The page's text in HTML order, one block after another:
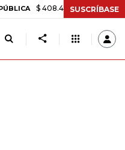
$ 408.498,97 +$ 8.753,81
SUSCRÍBASE